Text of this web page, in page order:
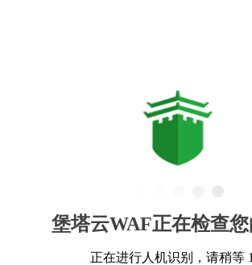
堡塔云WAF正在检查您
正在进行人机识别，请稍等